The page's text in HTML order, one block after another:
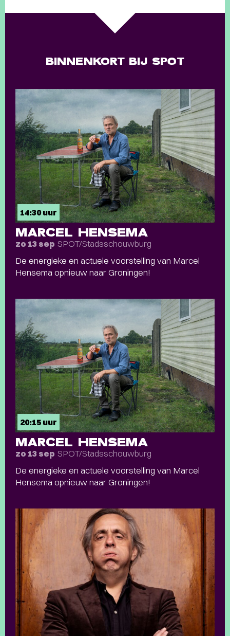
BINNENKORT BIJ SPOT
14:30 uur
MARCEL HENSEMA
zo 13 sep SPOT/Stadsschouwburg
De energieke en actuele voorstelling van Marcel
Hensema opnieuw naar Groningen!
20:15 uur
MARCEL HENSEMA
zo 13 sep SPOT/Stadsschouwburg
De energieke en actuele voorstelling van Marcel
Hensema opnieuw naar Groningen!